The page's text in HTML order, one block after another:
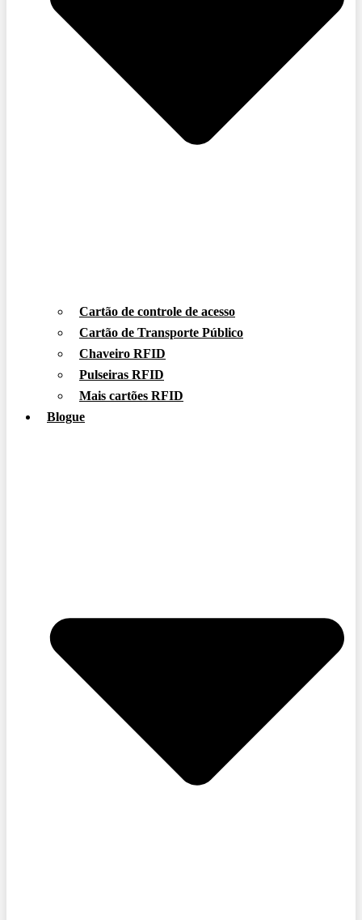
Cartão de controle de acesso
Cartão de Transporte Público
Chaveiro RFID
Pulseiras RFID
Mais cartões RFID
Blogue